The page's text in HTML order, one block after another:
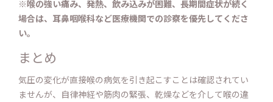
※喉の強い痛み、発熱、飲み込みが困難、長期間症状が続く
場合は、耳鼻咽喉科など医療機関での診察を優先してくださ
い。
まとめ
気圧の変化が直接喉の病気を引き起こすことは確認されてい
ませんが、自律神経や筋肉の緊張、乾燥などを介して喉の違